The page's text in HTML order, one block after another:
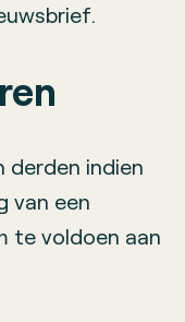
derden indien
van een
te voldoen aan